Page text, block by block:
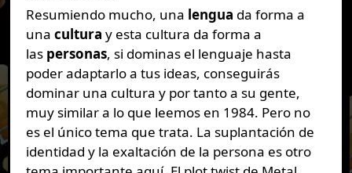
Resumiendo mucho, una lengua da forma a
una cultura y esta cultura da forma a
las personas, si dominas el lenguaje hasta
poder adaptarlo a tus ideas, conseguirás
dominar una cultura y por tanto a su gente,
muy similar a lo que leemos en 1984. Pero no
es el único tema que trata. La suplantación de
identidad y la exaltación de la persona es otro